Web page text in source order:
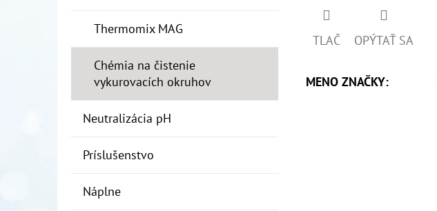
Thermomix MAG
Chémia na čistenie
vykurovacích okruhov
Neutralizácia pH
Príslušenstvo
Náplne
TLAČ OPÝTAŤ SA
MENO ZNAČKY: